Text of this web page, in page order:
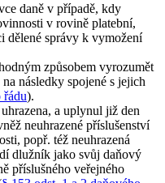
daně v případě, kdy
v rovině platební,
dělené správy k vymožení
způsobem vyrozumět
následky spojené s jejich
řádu).
a uplynul již den
neuhrazené příslušenství
popř. též neuhrazená
dlužník jako svůj daňový
příslušného veřejného